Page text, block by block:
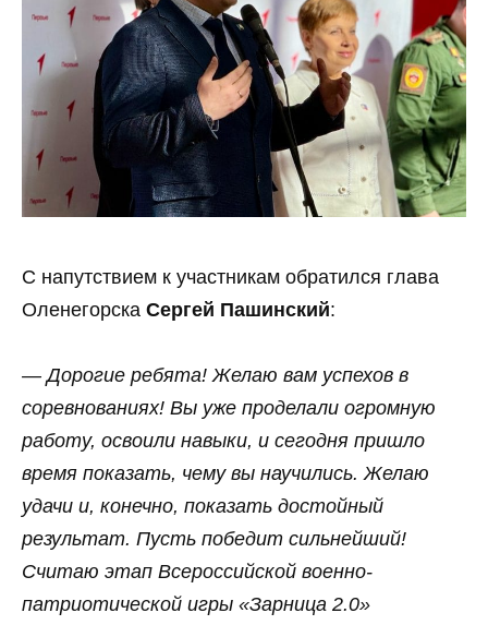
С напутствием к участникам обратился глава
Оленегорска Сергей Пашинский:
— Дорогие ребята! Желаю вам успехов в
соревнованиях! Вы уже проделали огромную
работу, освоили навыки, и сегодня пришло
время показать, чему вы научились. Желаю
удачи и, конечно, показать достойный
результат. Пусть победит сильнейший!
Считаю этап Всероссийской военно-
патриотической игры «Зарница 2.0»